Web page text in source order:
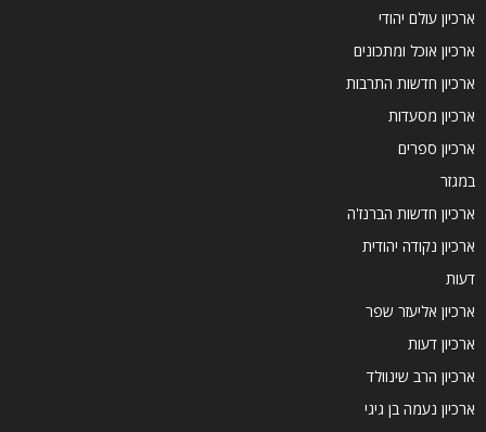
ארכיון עולם יהודי
ארכיון אוכל ומתכונים
ארכיון חדשות התרבות
ארכיון מסעדות
ארכיון ספרים
במגזר
ארכיון חדשות הברנז'ה
ארכיון נקודה יהודית
דעות
ארכיון אליעזר שפר
ארכיון דעות
ארכיון הרב שינוולד
ארכיון נעמה בן גיגי